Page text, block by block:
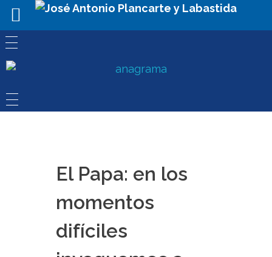
El Papa: en los
momentos
difíciles